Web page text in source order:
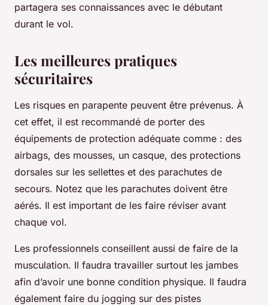
partagera ses connaissances avec le débutant
durant le vol.
Les meilleures pratiques
sécuritaires
Les risques en parapente peuvent être prévenus. À
cet effet, il est recommandé de porter des
équipements de protection adéquate comme : des
airbags, des mousses, un casque, des protections
dorsales sur les sellettes et des parachutes de
secours. Notez que les parachutes doivent être
aérés. Il est important de les faire réviser avant
chaque vol.
Les professionnels conseillent aussi de faire de la
musculation. Il faudra travailler surtout les jambes
afin d’avoir une bonne condition physique. Il faudra
également faire du jogging sur des pistes